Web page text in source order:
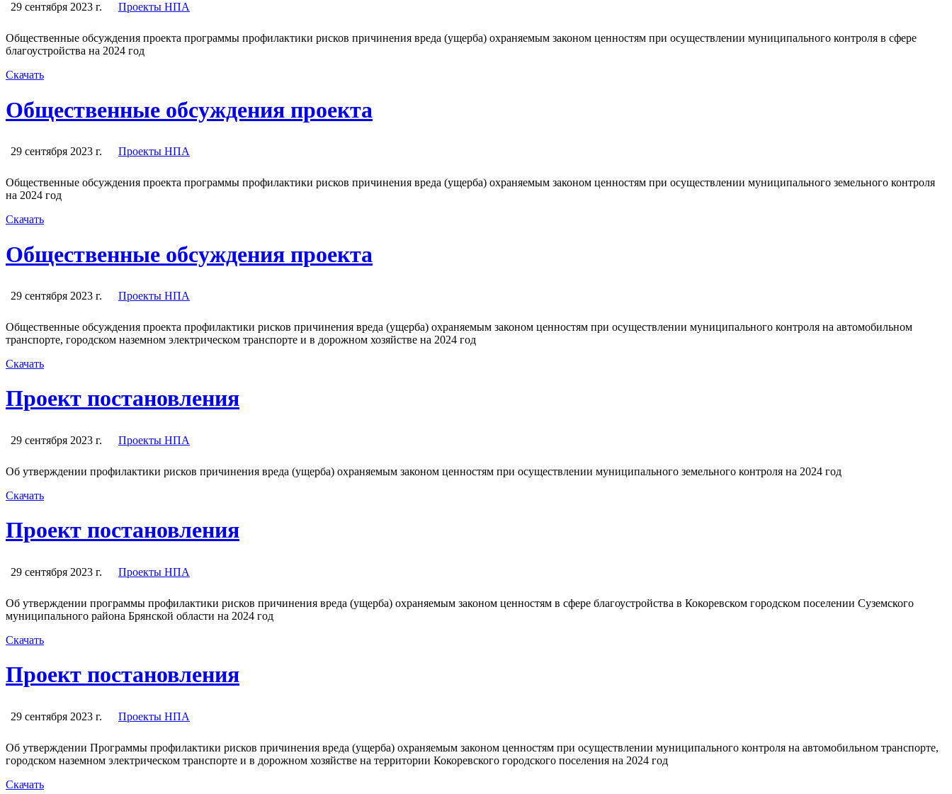
29 сентября 2023 г. Проекты НПА
Общественные обсуждения проекта программы профилактики рисков причинения вреда (ущерба) охраняемым законом ценностям при осуществлении муниципального контроля в сфере
благоустройства на 2024 год
Скачать
Общественные обсуждения проекта
29 сентября 2023 г. Проекты НПА
Общественные обсуждения проекта программы профилактики рисков причинения вреда (ущерба) охраняемым законом ценностям при осуществлении муниципального земельного контроля
на 2024 год
Скачать
Общественные обсуждения проекта
29 сентября 2023 г. Проекты НПА
Общественные обсуждения проекта профилактики рисков причинения вреда (ущерба) охраняемым законом ценностям при осуществлении муниципального контроля на автомобильном
транспорте, городском наземном электрическом транспорте и в дорожном хозяйстве на 2024 год
Скачать
Проект постановления
29 сентября 2023 г. Проекты НПА
Об утверждении профилактики рисков причинения вреда (ущерба) охраняемым законом ценностям при осуществлении муниципального земельного контроля на 2024 год
Скачать
Проект постановления
29 сентября 2023 г. Проекты НПА
Об утверждении программы профилактики рисков причинения вреда (ущерба) охраняемым законом ценностям в сфере благоустройства в Кокоревском городском поселении Суземского
муниципального района Брянской области на 2024 год
Скачать
Проект постановления
29 сентября 2023 г. Проекты НПА
Об утверждении Программы профилактики рисков причинения вреда (ущерба) охраняемым законом ценностям при осуществлении муниципального контроля на автомобильном транспорте,
городском наземном электрическом транспорте и в дорожном хозяйстве на территории Кокоревского городского поселения на 2024 год
Скачать